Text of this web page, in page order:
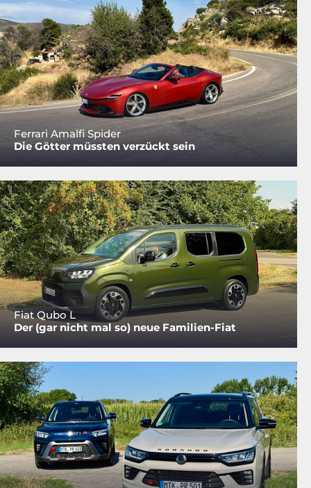
Ferrari Amalfi Spider
Die Götter müssten verzückt sein
Fiat Qubo L
Der (gar nicht mal so) neue Familien-Fiat